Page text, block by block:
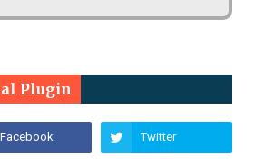
Plugin